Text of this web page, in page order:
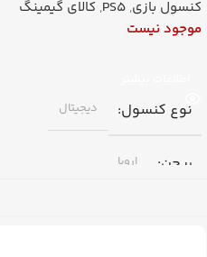
گارانتی + ارسال فوری
کنسول بازی,
PS5
, کالای گیمینگ
موجود نیست
نوع کنسول دیجیتال
ریجن اروپا